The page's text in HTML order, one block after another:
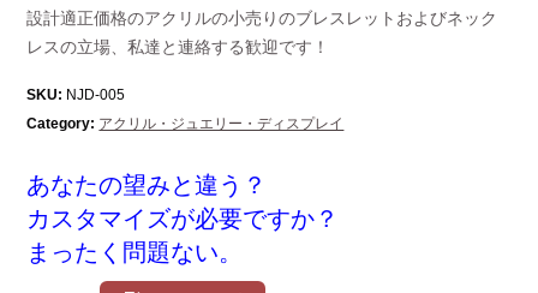
設計適正価格のアクリルの小売りのブレスレットおよびネック
レスの立場、私達と連絡する歓迎です！
SKU: NJD-005
Category: アクリル・ジュエリー・ディスプレイ
あなたの望みと違う？
カスタマイズが必要ですか？
まったく問題ない。